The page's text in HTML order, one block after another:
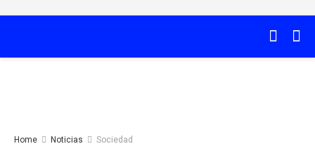
Home Noticias Sociedad